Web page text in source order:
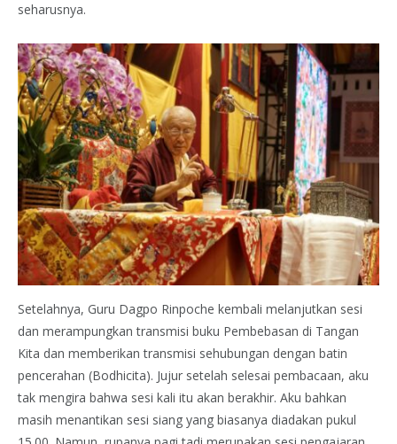
seharusnya.
Setelahnya, Guru Dagpo Rinpoche kembali melanjutkan sesi
dan merampungkan transmisi buku Pembebasan di Tangan
Kita dan memberikan transmisi sehubungan dengan batin
pencerahan (Bodhicita). Jujur setelah selesai pembacaan, aku
tak mengira bahwa sesi kali itu akan berakhir. Aku bahkan
masih menantikan sesi siang yang biasanya diadakan pukul